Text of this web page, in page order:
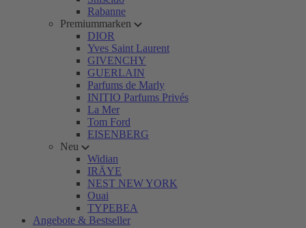
Rabanne
Premiummarken
DIOR
Yves Saint Laurent
GIVENCHY
GUERLAIN
Parfums de Marly
INITIO Parfums Privés
La Mer
Tom Ford
EISENBERG
Neu
Widian
IRÄYE
NEST NEW YORK
Ouai
TYPEBEA
Angebote & Bestseller